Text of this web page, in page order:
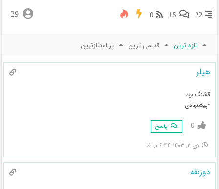
22
15
0
29
تازه ترین قدیمی ترین پر امتیازترین
هیلر
قشنگ بود
*پیشنهادی
0 پاسخ
دی ۲, ۱۴۰۳ ۶:۴۴ ب.ظ
ذوزنقه